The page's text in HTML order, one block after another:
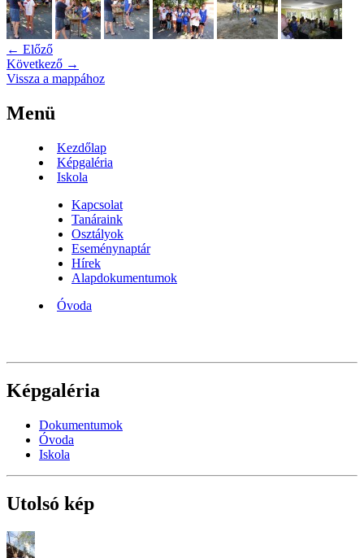
← Előző
Következő →
Vissza a mappához
Menü
Kezdőlap
Képgaléria
Iskola
Kapcsolat
Tanáraink
Osztályok
Eseménynaptár
Hírek
Alapdokumentumok
Óvoda
Képgaléria
Dokumentumok
Óvoda
Iskola
Utolsó kép